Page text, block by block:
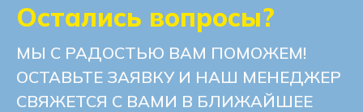
Остались вопросы?
МЫ С РАДОСТЬЮ ВАМ ПОМОЖЕМ!
ОСТАВЬТЕ ЗАЯВКУ И НАШ МЕНЕДЖЕР
СВЯЖЕТСЯ С ВАМИ В БЛИЖАЙШЕЕ